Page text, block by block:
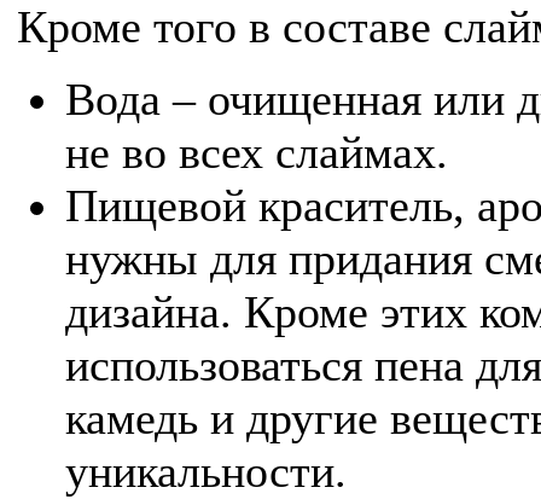
Кроме того в составе
Вода – очищенная или
не во всех слаймах.
Пищевой краситель,
нужны для придания
дизайна. Кроме этих
использоваться пена
камедь и другие
уникальности.